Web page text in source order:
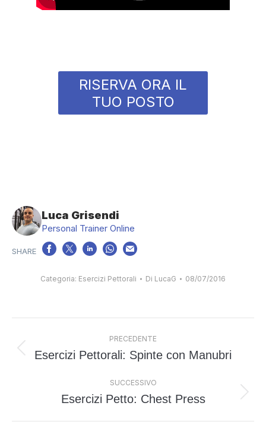
RISERVA ORA IL
TUO POSTO
Luca Grisendi
Personal Trainer Online
Categoria: Esercizi Pettorali Di LucaG 08/07/2016
tra
PRECEDENTE
Post
Esercizi Pettorali: Spinte con Manubri
SUCCESSIVO
Prossimo
post:
Esercizi Petto: Chest Press